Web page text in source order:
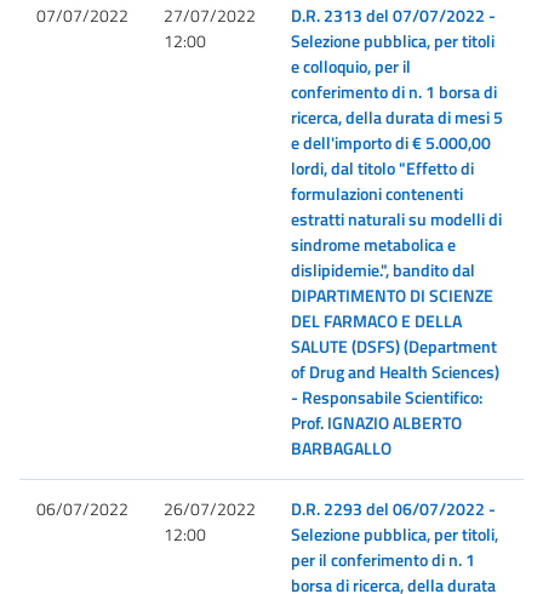
07/07/2022
27/07/2022
12:00
D.R. 2313 del 07/07/2022 -
Selezione pubblica, per titoli
e colloquio, per il
conferimento di n. 1 borsa di
ricerca, della durata di mesi 5
e dell'importo di € 5.000,00
lordi, dal titolo "Effetto di
formulazioni contenenti
estratti naturali su modelli di
sindrome metabolica e
dislipidemie.", bandito dal
DIPARTIMENTO DI SCIENZE
DEL FARMACO E DELLA
SALUTE (DSFS) (Department
of Drug and Health Sciences)
- Responsabile Scientifico:
Prof. IGNAZIO ALBERTO
BARBAGALLO
06/07/2022
26/07/2022
12:00
D.R. 2293 del 06/07/2022 -
Selezione pubblica, per titoli,
per il conferimento di n. 1
borsa di ricerca, della durata